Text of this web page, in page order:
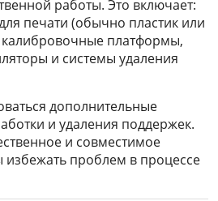
работы. Это включает:
печати (обычно пластик или
платформы,
и системы удаления
дополнительные
и удаления поддержек.
и совместимое
проблем в процессе